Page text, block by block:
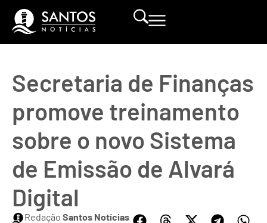
Secretaria de Finanças
promove treinamento
sobre o novo Sistema
de Emissão de Alvará
Digital
Redação Santos Notícias